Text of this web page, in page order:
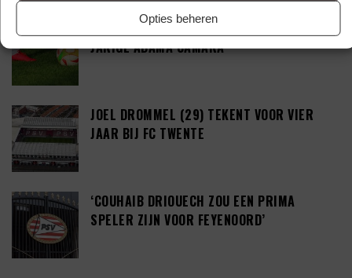
Opties beheren
‘PSV WIL ZICH GAAN VERSTERKEN MET 29-
JARIGE ADAMA CAMARA’
JOEL DROMMEL (29) TEKENT VOOR VIER
JAAR BIJ FC TWENTE
‘COUHAIB DRIOUECH ZOU EEN PRIMA
SPELER ZIJN VOOR FEYENOORD’